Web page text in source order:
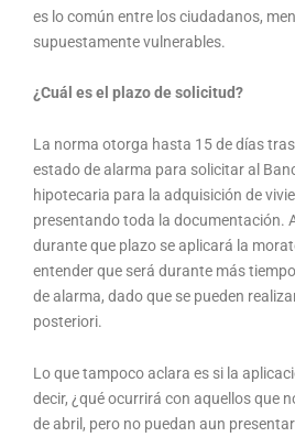
es lo común entre los ciudadanos,
supuestamente vulnerables.
¿Cuál es el plazo de solicitud?
La norma otorga hasta 15 de días
estado de alarma para solicitar al
hipotecaria para la adquisición de
presentando toda la documentación.
durante que plazo se aplicará la
entender que será durante más
de alarma, dado que se pueden
posteriori.
Lo que tampoco aclara es si la
decir, ¿qué ocurrirá con aquellos que
de abril, pero no puedan aun